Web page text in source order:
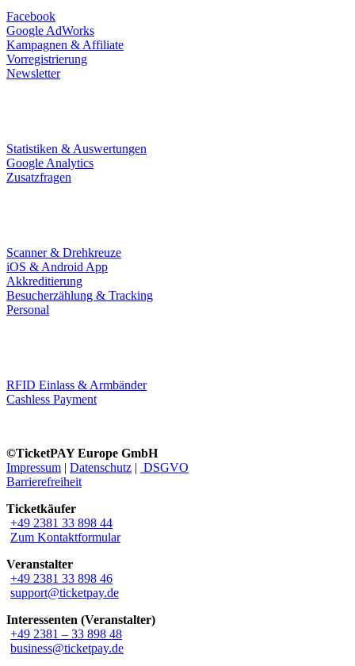
Facebook
Google AdWorks
Kampagnen & Affiliate
Vorregistrierung
Newsletter
Statistiken & Auswertungen
Google Analytics
Zusatzfragen
Scanner & Drehkreuze
iOS & Android App
Akkreditierung
Besucherzählung & Tracking
Personal
RFID Einlass & Armbänder
Cashless Payment
©TicketPAY Europe GmbH
Impressum | Datenschutz | DSGVO
Barrierefreiheit
Ticketkäufer
+49 2381 33 898 44
Zum Kontaktformular
Veranstalter
+49 2381 33 898 46
support@ticketpay.de
Interessenten (Veranstalter)
+49 2381 – 33 898 48
business@ticketpay.de